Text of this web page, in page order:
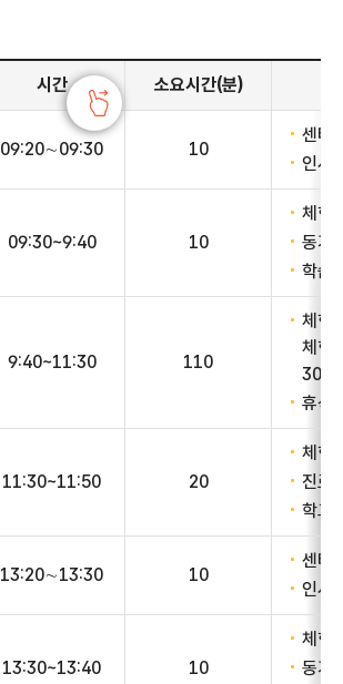
시간 소요시간(분)
09:20∼09:30 10
센터
인사
09:30~9:40 10
체험
동기
학습
9:40~11:30 110
체험
체험
휴식
11:30~11:50 20
체험
진로
학교
13:20∼13:30 10
센터
인사
13:30~13:40 10
체험
동기